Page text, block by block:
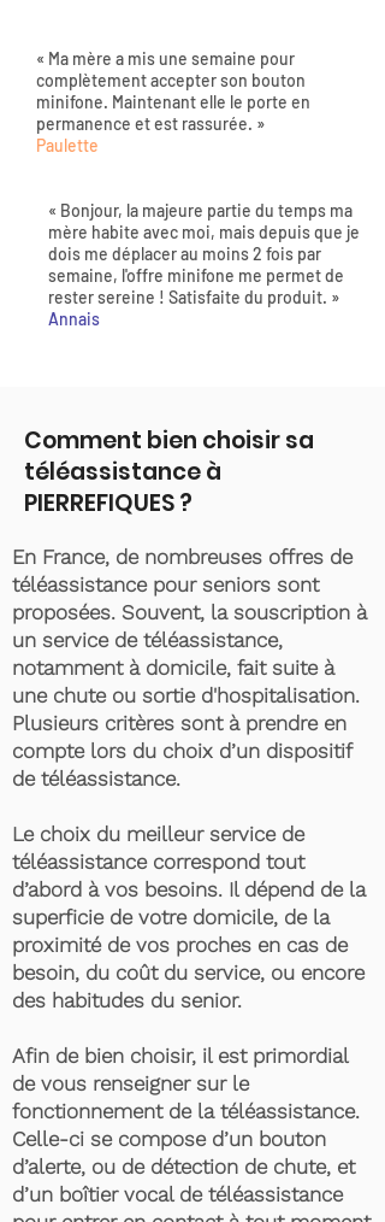
« Ma mère a mis une semaine pour
complètement accepter son bouton
minifone. Maintenant elle le porte en
permanence et est rassurée. »
Paulette
« Bonjour, la majeure partie du temps ma
mère habite avec moi, mais depuis que je
dois me déplacer au moins 2 fois par
semaine, l'offre minifone me permet de
rester sereine ! Satisfaite du produit. »
Annais
Comment bien choisir sa
téléassistance à
PIERREFIQUES ?
En France, de nombreuses offres de
téléassistance pour seniors sont
proposées. Souvent, la souscription à
un service de téléassistance,
notamment à domicile, fait suite à
une chute ou sortie d'hospitalisation.
Plusieurs critères sont à prendre en
compte lors du choix d’un dispositif
de téléassistance.
Le choix du meilleur service de
téléassistance correspond tout
d’abord à vos besoins. Il dépend de la
superficie de votre domicile, de la
proximité de vos proches en cas de
besoin, du coût du service, ou encore
des habitudes du senior.
Afin de bien choisir, il est primordial
de vous renseigner sur le
fonctionnement de la téléassistance.
Celle-ci se compose d’un bouton
d’alerte, ou de détection de chute, et
d’un boîtier vocal de téléassistance